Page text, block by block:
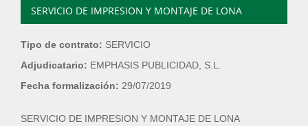
SERVICIO DE IMPRESION Y MONTAJE DE LONA
Tipo de contrato: SERVICIO
Adjudicatario: EMPHASIS PUBLICIDAD, S.L.
Fecha formalización: 29/07/2019
SERVICIO DE IMPRESION Y MONTAJE DE LONA